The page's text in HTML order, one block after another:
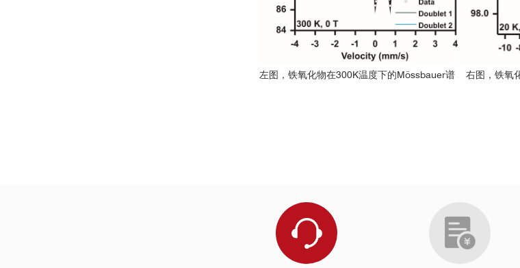
左图，铁氧化物在300K温度下的Mössbauer谱 右图，铁氧